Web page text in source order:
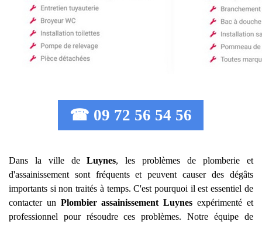
☎ 09 72 56 54 56
Dans la ville deLuynes, les problèmes de plomberie et
d'assainissement sont fréquents et peuvent causer des dégâts
importants si non traités à temps. C'est pourquoi il est essentiel de
contacter un Plombier assainissement Luynes expérimenté et
professionnel pour résoudre ces problèmes. Notre équipe de